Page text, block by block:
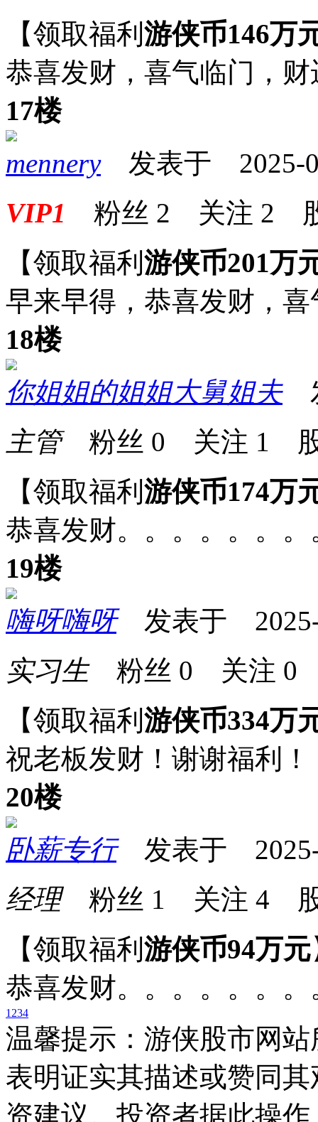
【领取福利 游侠币146万
恭喜发财，喜气临门，财
17楼
mennery发表于 2025-
VIP1 粉丝 2 关注 2
【领取福利 游侠币201万
早来早得，恭喜发财，
18楼
你姐姐的姐姐大舅姐夫
主管粉丝 0 关注 1
【领取福利 游侠币174万
恭喜发财。。。。。。。
19楼
嗨呀嗨呀发表于 2025-
实习生粉丝 0 关注 0
【领取福利 游侠币334万
祝老板发财！谢谢福利！
20楼
卧薪专行发表于 2025-
经理粉丝 1 关注 4
【领取福利 游侠币94万元
恭喜发财。。。。。。。
1 234
温馨提示：游侠股市网
表明证实其描述或赞同
资建议。投资者据此操